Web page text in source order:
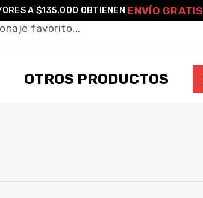
A $135.000 OBTIENEN ENVÍO GRATIS
OTROS PRODUCTOS